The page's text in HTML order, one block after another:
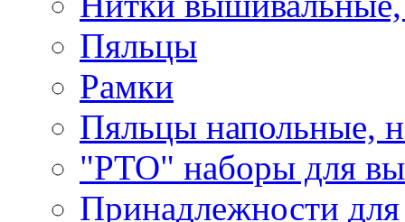
Пяльцы
Рамки
Пяльцы напольные,
"РТО" наборы для
Принадлежности